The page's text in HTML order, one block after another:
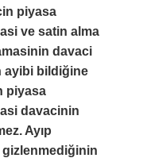
piyasa
ve satin alma
davaci
ayibi bildiğine
piyasa
davacinin
Ayıp
gizlenmediğinin